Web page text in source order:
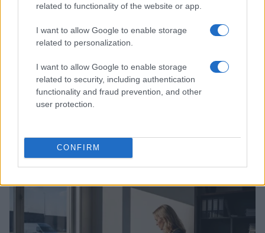
related to functionality of the website or app.
I want to allow Google to enable storage
related to personalization.
I want to allow Google to enable storage
related to security, including authentication
functionality and fraud prevention, and other
user protection.
CONFIRM
Continua a leggere